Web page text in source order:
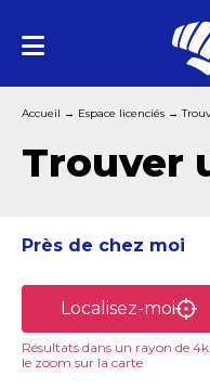
Accueil → Espace licenciés →
Trouver
Près de chez moi
Près de chez moi
Localisez-moi